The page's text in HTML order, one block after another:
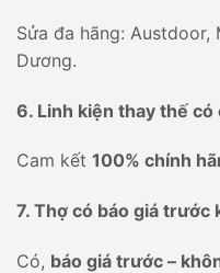
Sửa đa hãng:
Dương.
6. Linh kiện thay thế
Cam kết 100% chính
7. Thợ có báo giá trước
Có, báo giá trước –